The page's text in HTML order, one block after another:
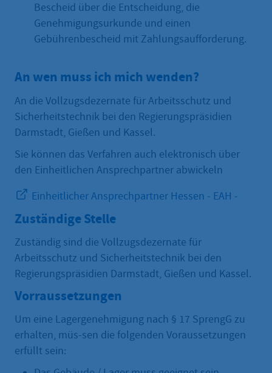
Bescheid über die Entscheidung, die
Genehmigungsurkunde und einen
Gebührenbescheid mit Zahlungsaufforderung.
An wen muss ich mich wenden?
An die Vollzugsdezernate für Arbeitsschutz und
Sicherheitstechnik bei den Regierungspräsidien
Darmstadt, Gießen und Kassel.
Sie können das Verfahren auch elektronisch über
den Einheitlichen Ansprechpartner abwickeln
Einheitlicher Ansprechpartner Hessen - EAH -
Zuständige Stelle
Zuständig sind die Vollzugsdezernate für
Arbeitsschutz und Sicherheitstechnik bei den
Regierungspräsidien Darmstadt, Gießen und Kassel.
Vorraussetzungen
Um eine Lagergenehmigung nach § 17 SprengG zu
erhalten, müs-sen die folgenden Voraussetzungen
erfüllt sein: